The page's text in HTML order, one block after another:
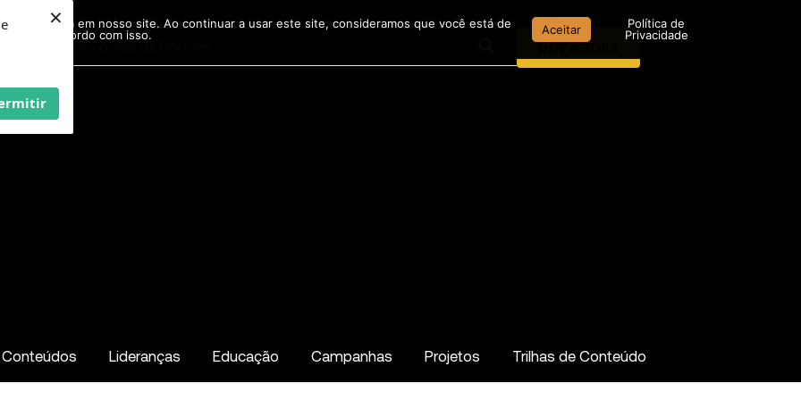
×
Pesquisar
DOE AGORA
Conteúdos Lideranças Educação Campanhas Projetos Trilhas de Conteúdo
experiência em nosso site. Ao continuar a usar este site, consideramos que você está de
acordo com isso.
Aceitar
Política de
Privacidade